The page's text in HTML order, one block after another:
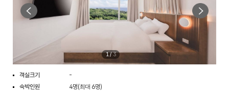
1/3
객실크기
-
숙박인원
4명(최대 6명)